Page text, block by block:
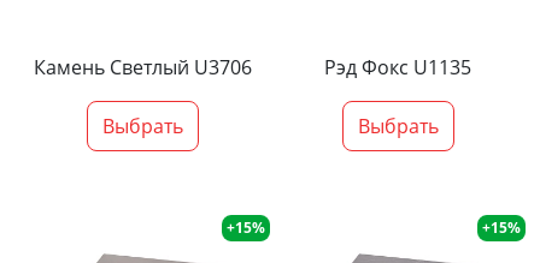
Камень Светлый U3706
Выбрать
Рэд Фокс U1135
Выбрать
+15% +15%